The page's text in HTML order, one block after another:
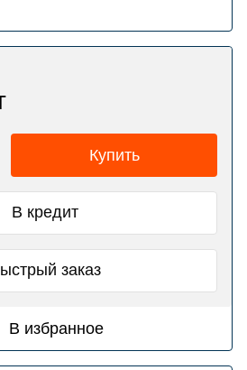
Купить
В кредит
заказ
В избранное